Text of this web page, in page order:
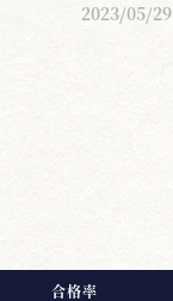
2023/05/29
合格率